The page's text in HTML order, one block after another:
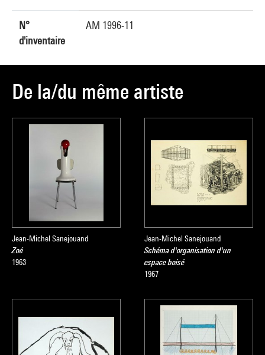
N°
d'inventaire
AM 1996-11
De la/du même artiste
Jean-Michel Sanejouand
Zoé
1963
Jean-Michel Sanejouand
Schéma d'organisation d'un
espace boisé
1967